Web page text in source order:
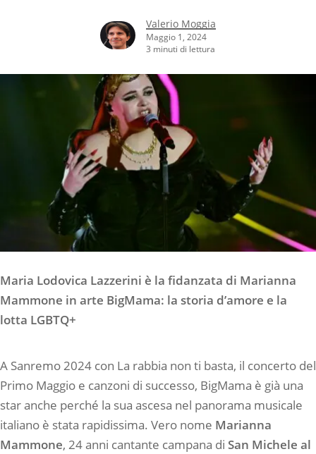
Valerio Moggia
Maggio 1, 2024
3 minuti di lettura
Maria Lodovica Lazzerini è la fidanzata di Marianna
Mammone in arte BigMama: la storia d’amore e la
lotta LGBTQ+
A Sanremo 2024 con La rabbia non ti basta, il concerto del
Primo Maggio e canzoni di successo, BigMama è già una
star anche perché la sua ascesa nel panorama musicale
italiano è stata rapidissima. Vero nome Marianna
Mammone, 24 anni cantante campana di San Michele al